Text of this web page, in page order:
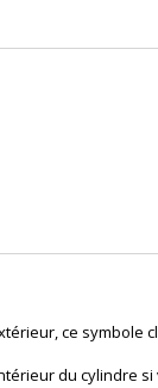
ce
du cylindre